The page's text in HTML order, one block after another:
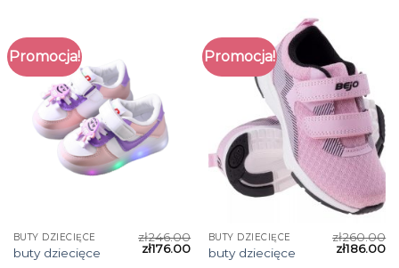
Promocja!
BUTY DZIECIĘCE
buty dziecięce
zł246.00
zł176.00
Promocja!
BUTY DZIECIĘCE
buty dziecięce
zł260.00
zł186.00